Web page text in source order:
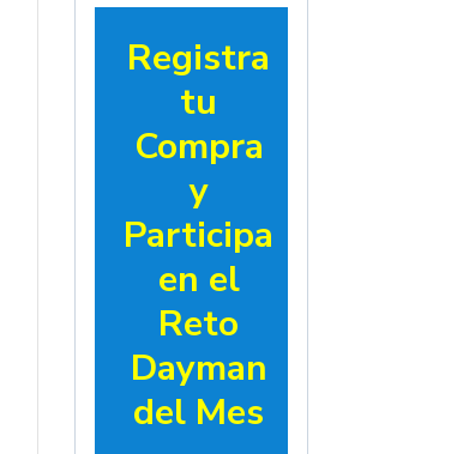
Registra
tu
Compra
y
Participa
en el
Reto
Dayman
del Mes